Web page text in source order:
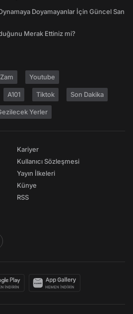
Doyamayanlar İçin Güncel San
Merak Ettiniz mi?
Zam Youtube
A101 Tiktok Son Dakika
Yerler
Kariyer
Kullanıcı Sözleşmesi
Yayın İlkeleri
Künye
RSS